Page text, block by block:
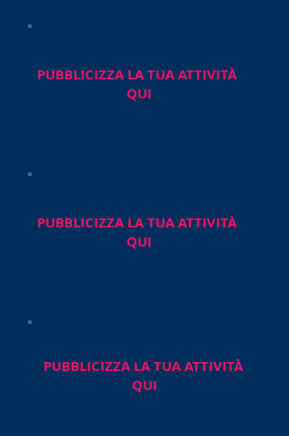
PUBBLICIZZA LA TUA ATTIVITÀ
QUI
PUBBLICIZZA LA TUA ATTIVITÀ
QUI
PUBBLICIZZA LA TUA ATTIVITÀ
QUI